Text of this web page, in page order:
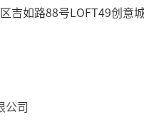
如路88号LOFT49创意
公司